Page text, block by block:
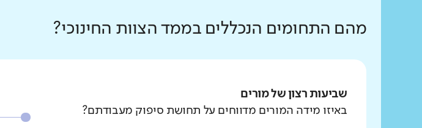
מהם התחומים הנכללים בממד הצוות החינוכי?
שביעות רצון של מורים
באיזו מידה המורים מדווחים על תחושת סיפוק מעבודתם?